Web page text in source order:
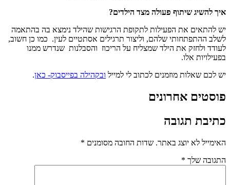
איך להשיג שיתוף פעולה מצד הילדים?
יש להתאים את הפעילות לתקופת הרגישות שהילד נימצא בה בהתאמה
לשלב ההתפתחותי שלהם, וליצור תרגילים אסתטיים לעין. כמו כן חשוב,
לעודד ולחזק את הילד שמצליח על הריכוז והסבלנות שנדרש ממנו
בפעילויות אלו.
יש לכם שאלות מוזמנים לכתוב לי למייל ובקהילה בפייסבוק- כאן.
פוסטים אחרונים
כתיבת תגובה
האימייל לא יוצג באתר. שדות החובה מסומנים *
התגובה שלך *